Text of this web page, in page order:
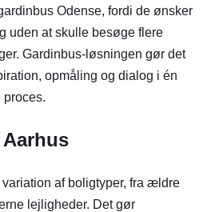
Odense, fordi de ønsker
uden at skulle besøge flere
Gardinbus-løsningen gør det
opmåling og dialog i én
af boligtyper, fra ældre
lejligheder. Det gør